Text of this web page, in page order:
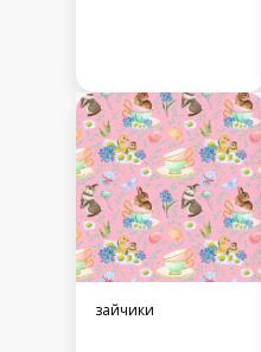
Разноцветные
Магазин
Bychkova Evgeniia
Тэги
#funny #cute #люди